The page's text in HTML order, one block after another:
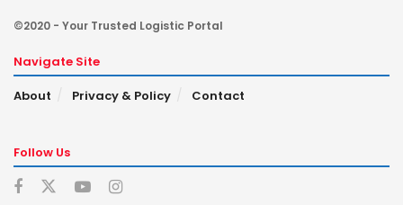
©2020 - Your Trusted Logistic Portal
Navigate Site
About
Privacy & Policy Contact
Follow Us